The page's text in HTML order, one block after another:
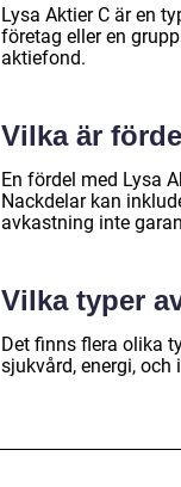
Lysa Aktier C är en
företag eller en
aktiefond.
Vilka är
En fördel med Lysa
Nackdelar kan
avkastning inte
Vilka typer
Det finns flera olika
sjukvård, energi, och